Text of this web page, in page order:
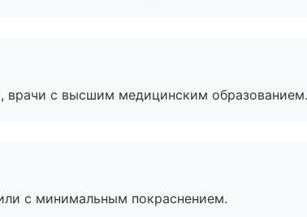
врачи с высшим медицинским образованием.
с минимальным покраснением.